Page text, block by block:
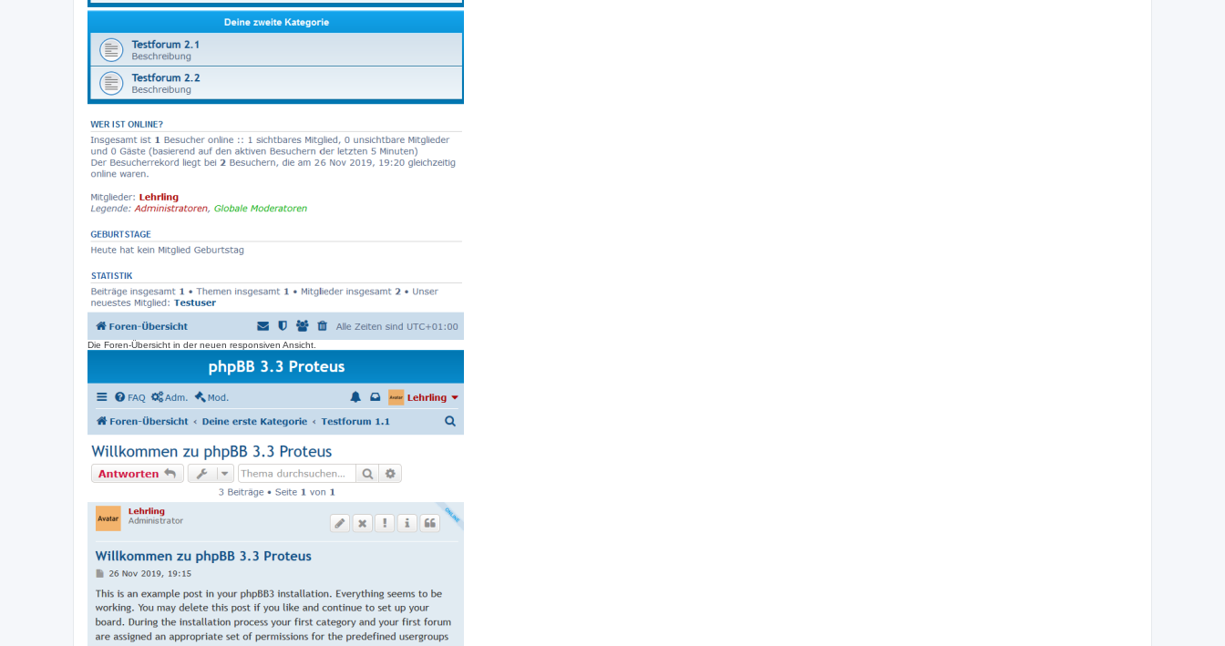
Die Foren-Übersicht in der neuen responsiven Ansicht.